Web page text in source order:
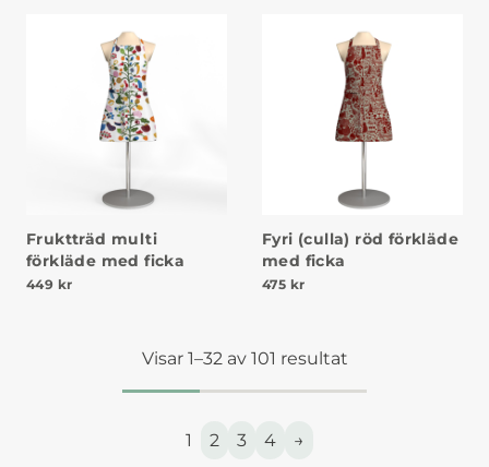
Fruktträd multi
förkläde med ficka
449 kr
Fyri (culla) röd förkläde
med ficka
475 kr
Visar 1–32 av 101 resultat
1 2 3 4 →